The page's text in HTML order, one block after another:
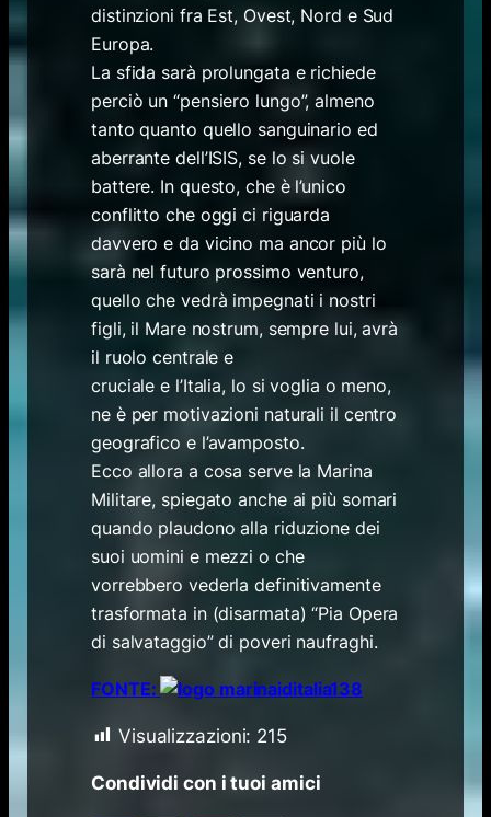
distinzioni fra Est, Ovest, Nord e Sud
Europa.
La sfida sarà prolungata e richiede
perciò un “pensiero lungo”, almeno
tanto quanto quello sanguinario ed
aberrante dell’ISIS, se lo si vuole
battere. In questo, che è l’unico
conflitto che oggi ci riguarda
davvero e da vicino ma ancor più lo
sarà nel futuro prossimo venturo,
quello che vedrà impegnati i nostri
figli, il Mare nostrum, sempre lui, avrà
il ruolo centrale e
cruciale e l’Italia, lo si voglia o meno,
ne è per motivazioni naturali il centro
geografico e l’avamposto.
Ecco allora a cosa serve la Marina
Militare, spiegato anche ai più somari
quando plaudono alla riduzione dei
suoi uomini e mezzi o che
vorrebbero vederla definitivamente
trasformata in (disarmata) “Pia Opera
di salvataggio” di poveri naufraghi.
FONTE:
Visualizzazioni: 215
Condividi con i tuoi amici